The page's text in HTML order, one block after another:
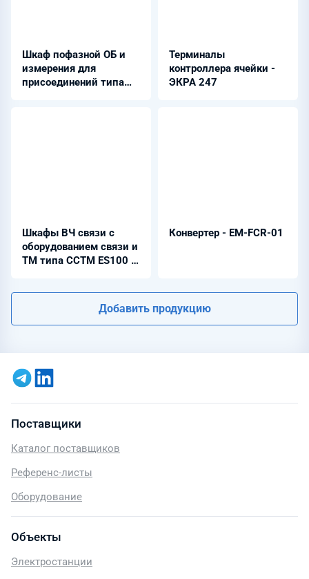
Шкаф пофазной ОБ и
измерения для
присоединений типа
Терминалы
контроллера ячейки -
ЭКРА 247
Шкафы ВЧ связи с
оборудованием связи и
ТМ типа ССТМ ES100 -
Конвертер - EM-FCR-01
Добавить продукцию
Поставщики
Каталог поставщиков
Референс-листы
Оборудование
Объекты
Электростанции